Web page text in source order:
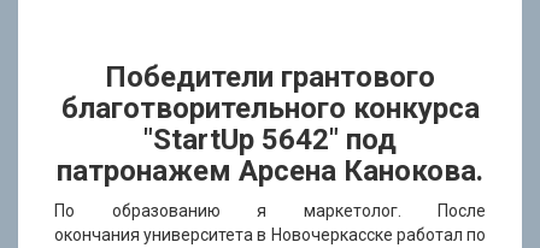
ВИДЕО
КОНТАКТЫ
Победители грантового
благотворительного конкурса
"StartUp 5642" под
патронажем Арсена Канокова.
По образованию я маркетолог. После
окончания университета в Новочеркасске работал по